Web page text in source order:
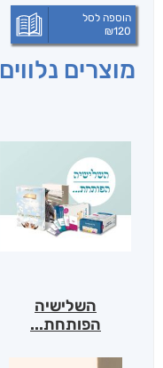
הוספה לסל
₪120
מוצרים נלווים
השלישיה
הפותחת...